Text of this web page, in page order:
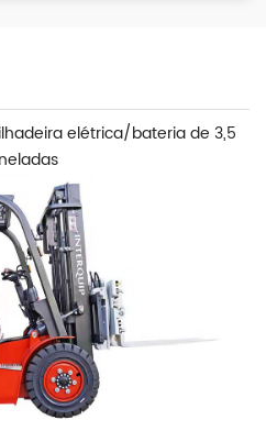
elétrica/bateria de 3,5